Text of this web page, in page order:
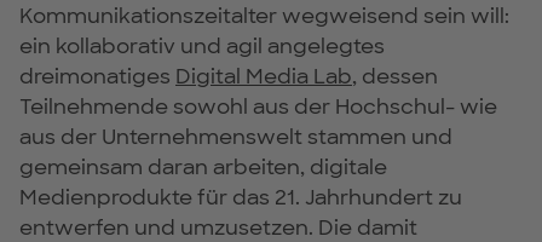
Kommunikationszeitalter wegweisend sein will:
ein kollaborativ und agil angelegtes
dreimonatiges Digital Media Lab, dessen
Teilnehmende sowohl aus der Hochschul- wie
aus der Unternehmenswelt stammen und
gemeinsam daran arbeiten, digitale
Medienprodukte für das 21. Jahrhundert zu
entwerfen und umzusetzen. Die damit